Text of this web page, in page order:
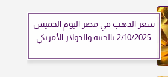
سعر الذهب في مصر اليوم الخميس
2/10/2025 بالجنيه والدولار الأمريكي